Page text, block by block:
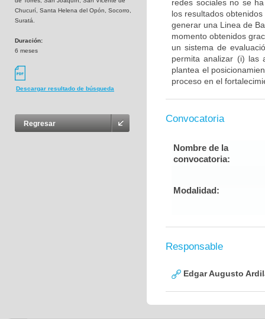
Chucurí, Santa Helena del Opón, Socorro,
Suratá.
Duración:
6 meses
Descargar resultado de búsqueda
Regresar
redes sociales no se
los resultados
generar una Linea de
momento obtenidos
un sistema de
permita analizar (i) las
plantea el
proceso en el
Convocatoria
Nombre de la
convocatoria:
Modalidad:
Responsable
Edgar Augusto